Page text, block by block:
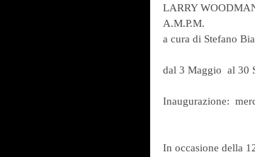
LARRY
A.M.P.M.
a cura di Stefano
dal 3 Maggio  al 30
Inaugurazione:
In occasione della